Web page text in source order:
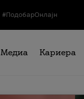
#ПодобарОнлајн
Медиа Кариера